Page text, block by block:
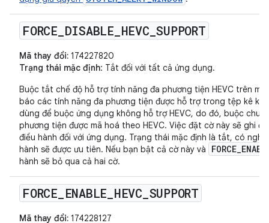
FORCE DISABLE HEVC _SUPPORT
Mã thay đổi: 174227820
Trạng thái mặc định: Tắt đối với tất cả ứng dụng.
Buộc tắt chế độ hỗ trợ tính năng đa phương tiện HEVC trên
báo các tính năng đa phương tiện được hỗ trợ trong tệp kê
dùng để buộc ứng dụng không hỗ trợ HEVC, do đó, buộc
phương tiện được mã hoá theo HEVC. Việc đặt cờ này sẽ ghi
điều hành đối với ứng dụng. Trạng thái mặc định là tắt, có
hành sẽ được ưu tiên. Nếu bạn bật cả cờ này và
hành sẽ bỏ qua cả hai cờ.
FORCE ENABLE HEVC SUPPORT
Mã thay đổi: 174228127